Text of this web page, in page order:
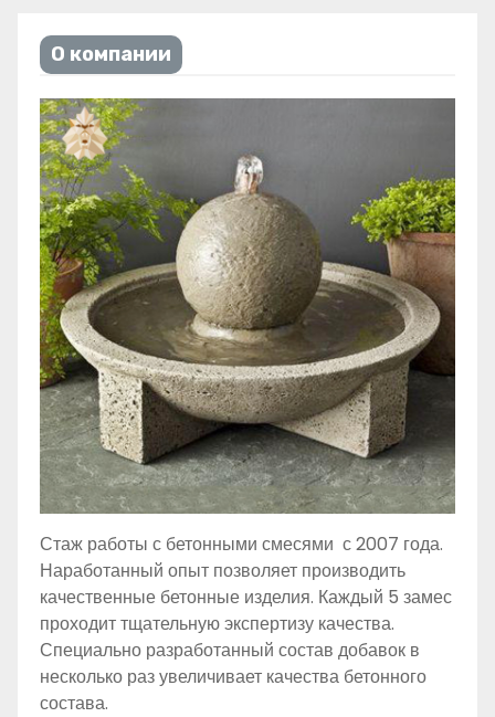
О компании
Стаж работы с бетонными смесями с 2007 года.
Наработанный опыт позволяет производить
качественные бетонные изделия. Каждый 5 замес
проходит тщательную экспертизу качества.
Специально разработанный состав добавок в
несколько раз увеличивает качества бетонного
состава.